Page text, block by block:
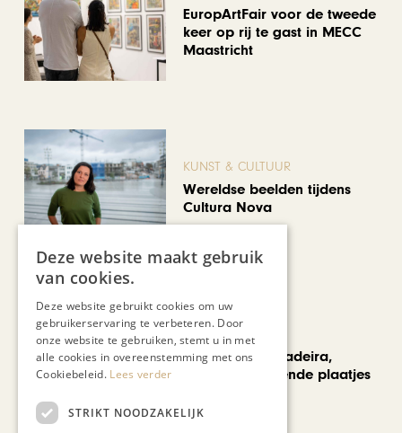
EuropArtFair voor de tweede
keer op rij te gast in MECC
Maastricht
KUNST & CULTUUR
Wereldse beelden tijdens
Cultura Nova
Een week op Madeira,
voorbij de bekende plaatjes
Deze website maakt gebruik
van cookies.
Deze website gebruikt cookies om uw
gebruikerservaring te verbeteren. Door
onze website te gebruiken, stemt u in met
alle cookies in overeenstemming met ons
Cookiebeleid. Lees verder
STRIKT NOODZAKELIJK